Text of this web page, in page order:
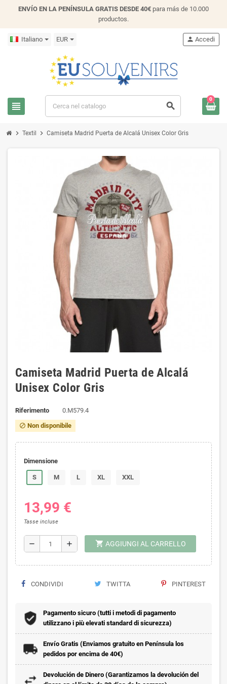
ENVÍO EN LA PENÍNSULA GRATIS DESDE 40€ para más de 10.000
productos.
Italiano EUR
view_headline search
person Accedi
0
chevron_right Textil chevron_right Camiseta Madrid Puerta de Alcalá Unisex Color Gris
Camiseta Madrid Puerta de Alcalá
Unisex Color Gris
Riferimento 0.M579.4
block Non disponibile
Dimensione
S M L XL XXL
13,99 €
Tasse incluse
remove add shopping_cart AGGIUNGI AL CARRELLO
CONDIVIDI TWITTA PINTEREST
Pagamento sicuro (tutti i metodi di pagamento
utilizzano i più elevati standard di sicurezza)
Envío Gratis (Enviamos gratuito en Península los
pedidos por encima de 40€)
Devolución de Dinero (Garantizamos la devolución del